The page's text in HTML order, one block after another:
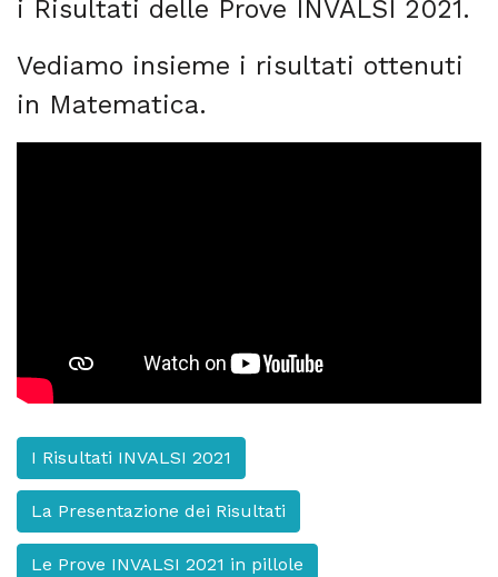
i Risultati delle Prove INVALSI 2021.
Vediamo insieme i risultati ottenuti
in Matematica.
I Risultati INVALSI 2021
La Presentazione dei Risultati
Le Prove INVALSI 2021 in pillole